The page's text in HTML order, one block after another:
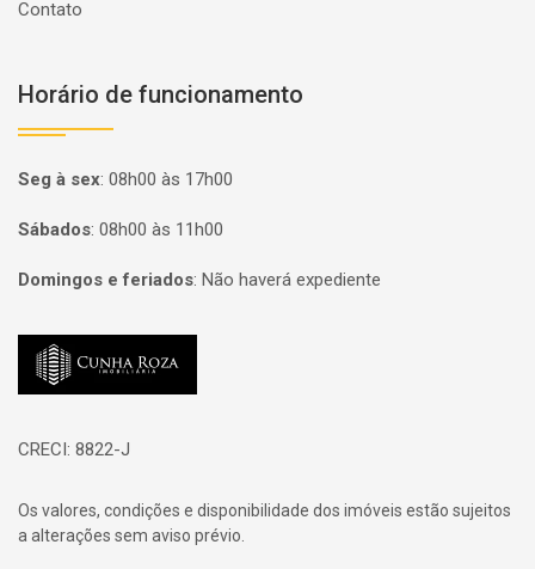
Contato
Horário de funcionamento
Seg à sex: 08h00 às 17h00
Sábados: 08h00 às 11h00
Domingos e feriados: Não haverá expediente
Página inicial
CRECI: 8822-J
Os valores, condições e disponibilidade dos imóveis estão sujeitos
a alterações sem aviso prévio.